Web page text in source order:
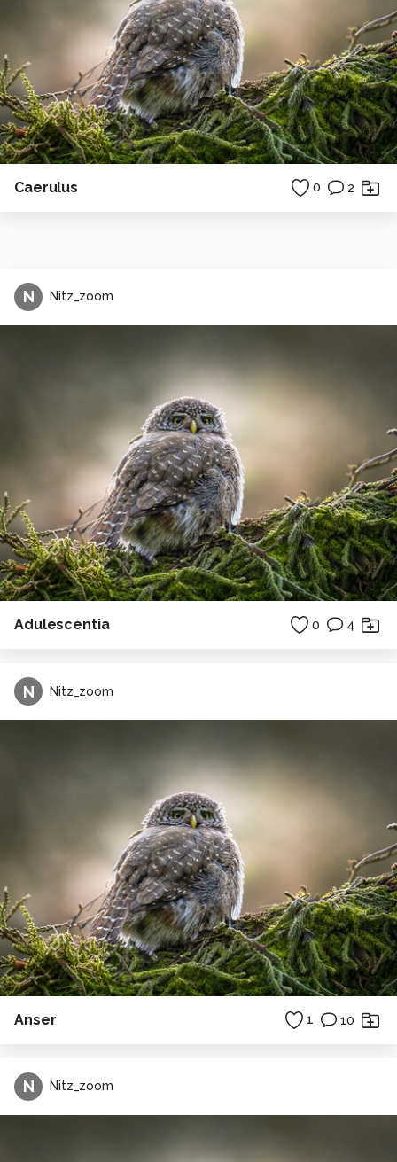
Caerulus 0 2
N Nitz_zoom
Adulescentia 0 4
N Nitz_zoom
Anser 1 10
N Nitz_zoom